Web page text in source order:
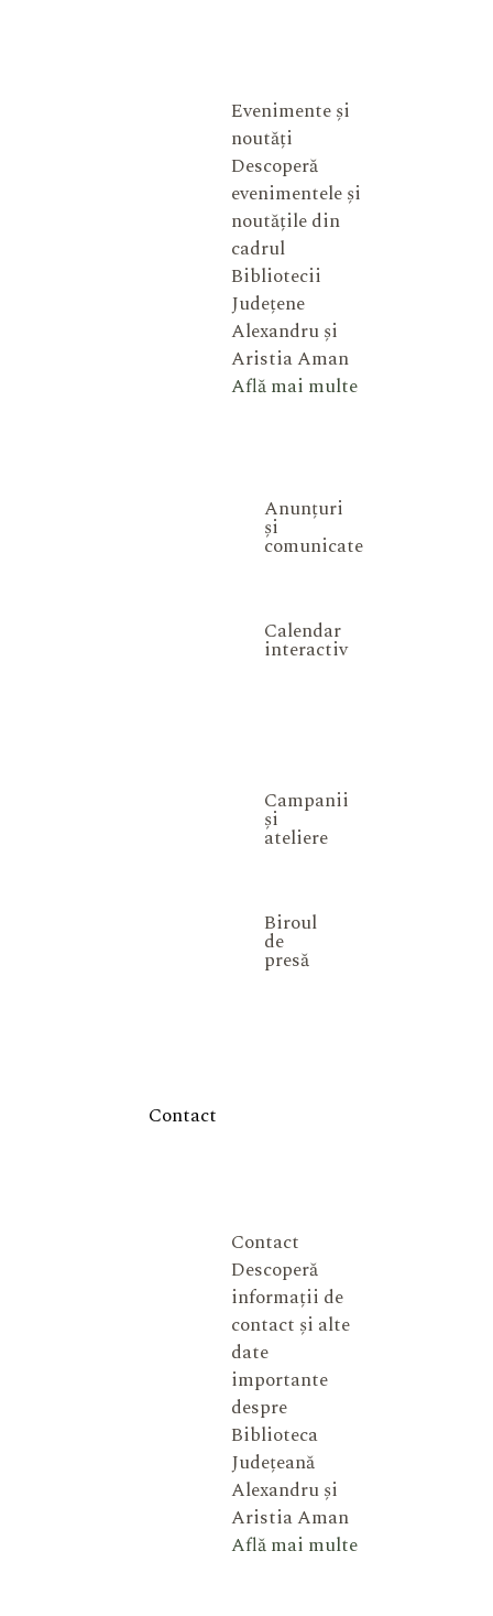
Evenimente și
noutăți
Descoperă
evenimentele și
noutățile din
cadrul
Bibliotecii
Județene
Alexandru și
Aristia Aman
Află mai multe
Anunțuri
și
comunicate
Calendar
interactiv
Campanii
și
ateliere
Biroul
de
presă
Contact
Contact
Descoperă
informații de
contact și alte
date
importante
despre
Biblioteca
Județeană
Alexandru și
Aristia Aman
Află mai multe